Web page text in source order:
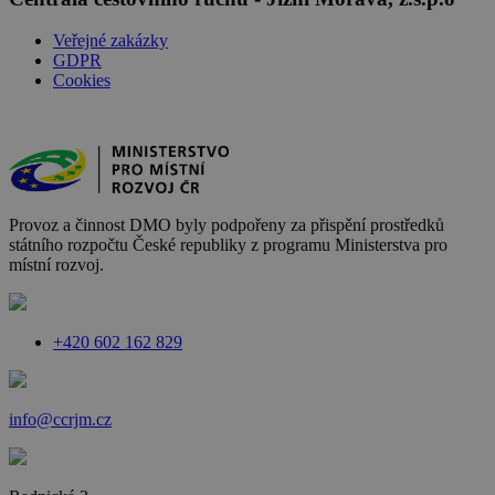
Veřejné zakázky
GDPR
Cookies
Provoz a činnost DMO byly podpořeny za přispění prostředků
státního rozpočtu České republiky z programu Ministerstva pro
místní rozvoj.
+420 602 162 829
info@ccrjm.cz